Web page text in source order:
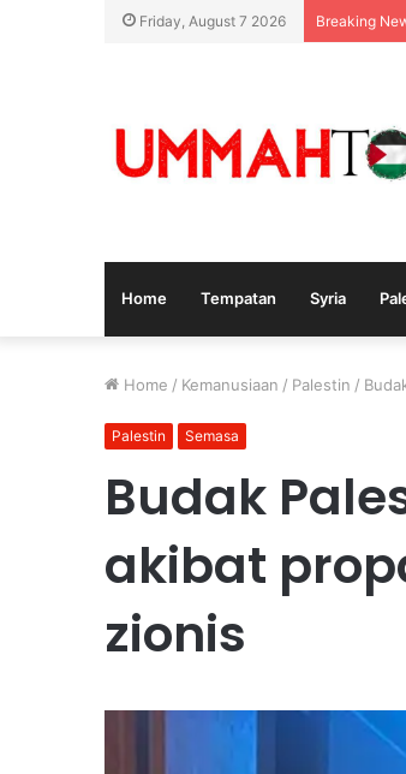
Friday, August 7 2026 Breaking
Home Tempatan Syria
Home / Kemanusiaan / Palestin /
Palestin Semasa
Budak
akibat
zionis